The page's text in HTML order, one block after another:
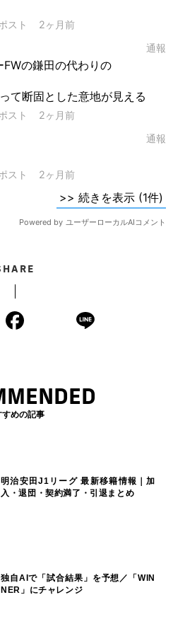
すめの記事
明治安田J1リーグ 最新移籍情報｜加
入・退団・契約満了・引退まとめ
独自AIで「試合結果」を予想／「WIN
NER」にチャレンジ